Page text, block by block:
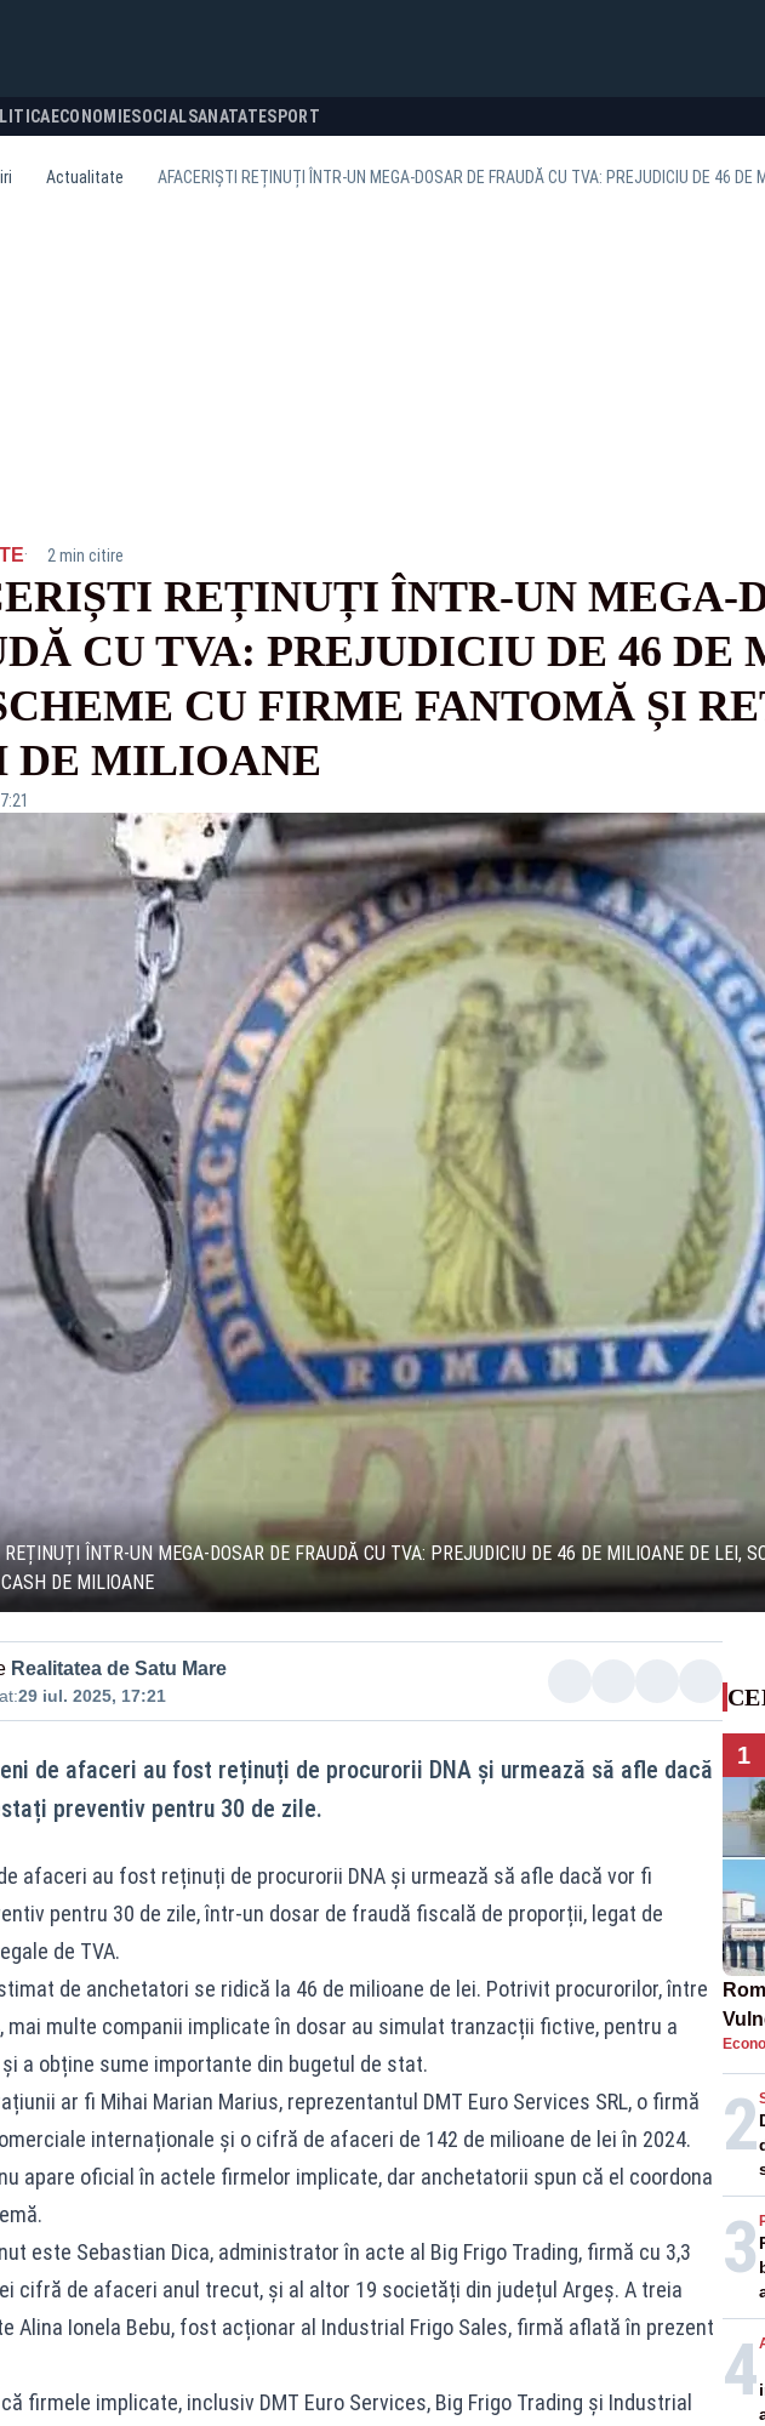
ECONOMIESOCIALSANATATESPORT
Actualitate
· 2 min citire
REȚINUȚI ÎNTR-UN MEGA-
CU TVA: PREJUDICIU DE 46 DE
CU FIRME FANTOMĂ ȘI
DE MILIOANE
ÎNTR-UN MEGA-DOSAR DE FRAUDĂ CU TVA: PREJUDICIU DE 46 DE MILIOANE DE LEI,
DE MILIOANE
Realitatea de Satu Mare
29 iul. 2025, 17:21
de afaceri au fost reținuți de procurorii DNA și urmează să afle dacă
preventiv pentru 30 de zile.
afaceri au fost reținuți de procurorii DNA și urmează să afle dacă vor fi
pentru 30 de zile, într-un dosar de fraudă fiscală de proporții, legat de
de TVA.
de anchetatori se ridică la 46 de milioane de lei. Potrivit procurorilor, între
mai multe companii implicate în dosar au simulat tranzacții fictive, pentru a
a obține sume importante din bugetul de stat.
ar fi Mihai Marian Marius, reprezentantul DMT Euro Services SRL, o firmă
internaționale și o cifră de afaceri de 142 de milioane de lei în 2024.
apare oficial în actele firmelor implicate, dar anchetatorii spun că el coordona
este Sebastian Dica, administrator în acte al Big Frigo Trading, firmă cu 3,3
cifră de afaceri anul trecut, și al altor 19 societăți din județul Argeș. A treia
Alina Ionela Bebu, fost acționar al Industrial Frigo Sales, firmă aflată în prezent
firmele implicate, inclusiv DMT Euro Services, Big Frigo Trading și Industrial
1
2
3
4